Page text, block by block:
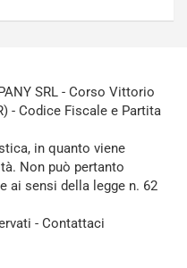
SRL - Corso Vittorio
- Codice Fiscale e Partita
in quanto viene
Non può pertanto
ai sensi della legge n. 62
- Contattaci